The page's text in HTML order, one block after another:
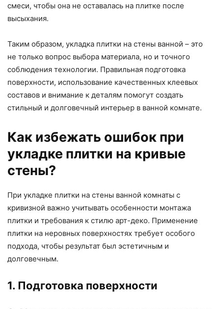
смеси, чтобы она не оставалась на плитке после
высыхания.
Таким образом, укладка плитки на стены ванной – это
не только вопрос выбора материала, но и точного
соблюдения технологии. Правильная подготовка
поверхности, использование качественных клеевых
составов и внимание к деталям помогут создать
стильный и долговечный интерьер в ванной комнате.
Как избежать ошибок при
укладке плитки на кривые
стены?
При укладке плитки на стены ванной комнаты с
кривизной важно учитывать особенности монтажа
плитки и требования к стилю арт-деко. Применение
плитки на неровных поверхностях требует особого
подхода, чтобы результат был эстетичным и
долговечным.
1. Подготовка поверхности